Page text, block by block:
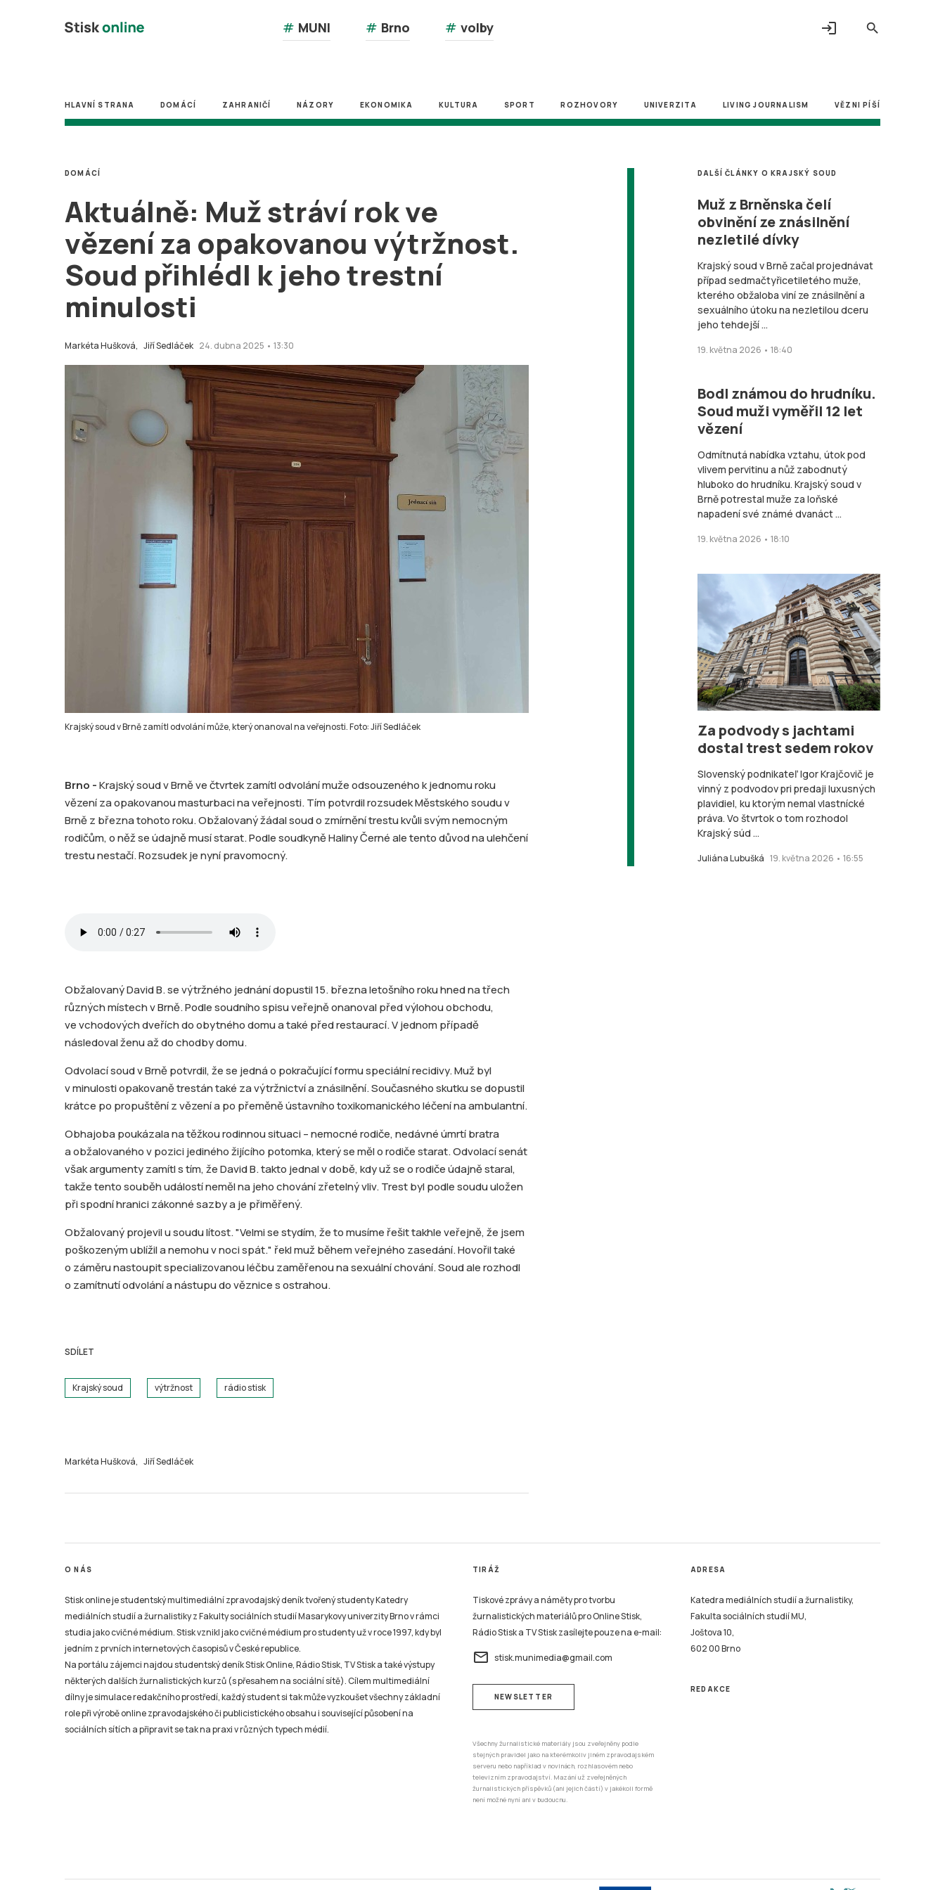
search
# MUNI # Brno # volby login
HLAVNÍ STRANA DOMÁCÍ ZAHRANIČÍ NÁZORY EKONOMIKA KULTURA SPORT ROZHOVORY UNIVERZITA LIVING JOURNALISM VĚZNI PÍŠÍ
Aktuálně: Muž stráví rok ve
vězení za opakovanou výtržnost.
Soud přihlédl k jeho trestní
minulosti
Markéta Hušková, Jiří Sedláček 24. dubna 2025 • 13:30
DOMÁCÍ
Krajský soud v Brně zamítl odvolání může, který onanoval na veřejnosti. Foto: Jiří Sedláček
Brno -Krajský soud v Brně ve čtvrtek zamítl odvolání muže odsouzeného k jednomu roku
vězení za opakovanou masturbaci na veřejnosti. Tím potvrdil rozsudek Městského soudu v
Brně z března tohoto roku. Obžalovaný žádal soud o zmírnění trestu kvůli svým nemocným
rodičům, o něž se údajně musí starat. Podle soudkyně Haliny Černé ale tento důvod na ulehčení
trestu nestačí. Rozsudek je nyní pravomocný.
Obžalovaný David B. se výtržného jednání dopustil 15. března letošního roku hned na třech
různých místech v Brně. Podle soudního spisu veřejně onanoval před výlohou obchodu,
ve vchodových dveřích do obytného domu a také před restaurací. V jednom případě
následoval ženu až do chodby domu.
Odvolací soud v Brně potvrdil, že se jedná o pokračující formu speciální recidivy. Muž byl
v minulosti opakovaně trestán také za výtržnictví a znásilnění. Současného skutku se dopustil
krátce po propuštění z vězení a po přeměně ústavního toxikomanického léčení na ambulantní.
Obhajoba poukázala na těžkou rodinnou situaci – nemocné rodiče, nedávné úmrtí bratra
a obžalovaného v pozici jediného žijícího potomka, který se měl o rodiče starat. Odvolací senát
však argumenty zamítl s tím, že David B. takto jednal v době, kdy už se o rodiče údajně staral,
takže tento souběh událostí neměl na jeho chování zřetelný vliv. Trest byl podle soudu uložen
při spodní hranici zákonné sazby a je přiměřený.
Obžalovaný projevil u soudu lítost. "Velmi se stydím, že to musíme řešit takhle veřejně, že jsem
poškozeným ublížil a nemohu v noci spát." řekl muž během veřejného zasedání. Hovořil také
o záměru nastoupit specializovanou léčbu zaměřenou na sexuální chování. Soud ale rozhodl
o zamítnutí odvolání a nástupu do věznice s ostrahou.
SDÍLET
Krajský soud výtržnost rádio stisk
Markéta Hušková, Jiří Sedláček
DALŠÍ ČLÁNKY O KRAJSKÝ SOUD
Muž z Brněnska čelí
obvinění ze znásilnění
nezletilé dívky
Krajský soud v Brně začal projednávat
případ sedmačtyřicetiletého muže,
kterého obžaloba viní ze znásilnění a
sexuálního útoku na nezletilou dceru
jeho tehdejší ...
19. května 2026 • 18:40
Bodl známou do hrudníku.
Soud muži vyměřil 12 let
vězení
Odmítnutá nabídka vztahu, útok pod
vlivem pervitinu a nůž zabodnutý
hluboko do hrudníku. Krajský soud v
Brně potrestal muže za loňské
napadení své známé dvanáct ...
19. května 2026 • 18:10
Za podvody s jachtami
dostal trest sedem rokov
Slovenský podnikateľ Igor Krajčovič je
vinný z podvodov pri predaji luxusných
plavidiel, ku ktorým nemal vlastnícké
práva. Vo štvrtok o tom rozhodol
Krajský súd ...
Juliána Lubušká 19. května 2026 • 16:55
O NÁS
Stisk online je studentský multimediální zpravodajský deník tvořený studenty Katedry
mediálních studií a žurnalistiky z Fakulty sociálních studií Masarykovy univerzity Brno v rámci
studia jako cvičné médium. Stisk vznikl jako cvičné médium pro studenty už v roce 1997, kdy byl
jedním z prvních internetových časopisů v České republice.
Na portálu zájemci najdou studentský deník Stisk Online, Rádio Stisk, TV Stisk a také výstupy
některých dalších žurnalistických kurzů (s přesahem na sociální sítě). Cílem multimediální
dílny je simulace redakčního prostředí, každý student si tak může vyzkoušet všechny základní
role při výrobě online zpravodajského či publicistického obsahu i související působení na
sociálních sítích a připravit se tak na praxi v různých typech médií.
TIRÁŽ
Tiskové zprávy a náměty pro tvorbu
žurnalistických materiálů pro Online Stisk,
Rádio Stisk a TV Stisk zasílejte pouze na e-mail:
email stisk.munimedia@gmail.com
NEWSLETTER
Všechny žurnalistické materiály jsou zveřejněny podle
stejných pravidel jako na kterémkoliv jiném zpravodajském
serveru nebo například v novinách, rozhlasovém nebo
televizním zpravodajství. Mazání už zveřejněných
žurnalistických příspěvků (ani jejich částí) v jakékoli formě
není možné nyní ani v budoucnu.
ADRESA
Katedra mediálních studií a žurnalistiky,
Fakulta sociálních studií MU,
Joštova 10,
602 00 Brno
REDAKCE